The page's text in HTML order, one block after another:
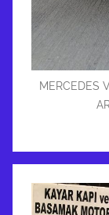
MERCEDES